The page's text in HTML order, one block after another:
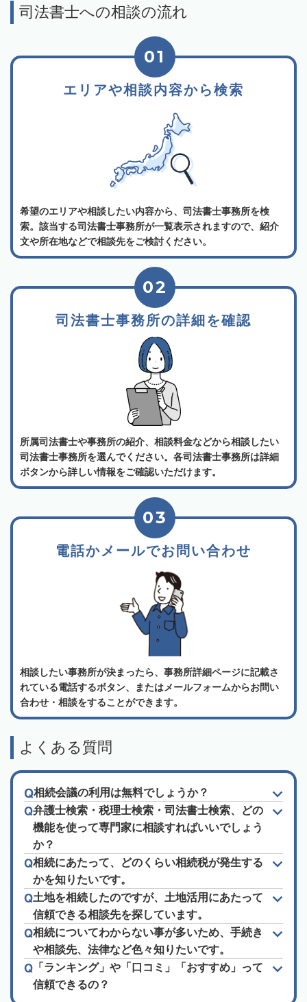
司法書士への相談の流れ
エリアや相談内容から検索
01
希望のエリアや相談したい内容から、司法書士事務所を検
索。該当する司法書士事務所が一覧表示されますので、紹介
文や所在地などで相談先をご検討ください。
司法書士事務所の詳細を確認
02
所属司法書士や事務所の紹介、相談料金などから相談したい
司法書士事務所を選んでください。各司法書士事務所は詳細
ボタンから詳しい情報をご確認いただけます。
電話かメールでお問い合わせ
03
相談したい事務所が決まったら、事務所詳細ページに記載さ
れている電話するボタン、またはメールフォームからお問い
合わせ・相談をすることができます。
よくある質問
相続会議の利用は無料でしょうか？
弁護士検索・税理士検索・司法書士検索、どの
機能を使って専門家に相談すればいいでしょう
か？
相続にあたって、どのくらい相続税が発生する
かを知りたいです。
土地を相続したのですが、土地活用にあたって
信頼できる相談先を探しています。
相続についてわからない事が多いため、手続き
や相談先、法律など色々知りたいです。
「ランキング」や「口コミ」「おすすめ」って
信頼できるの？